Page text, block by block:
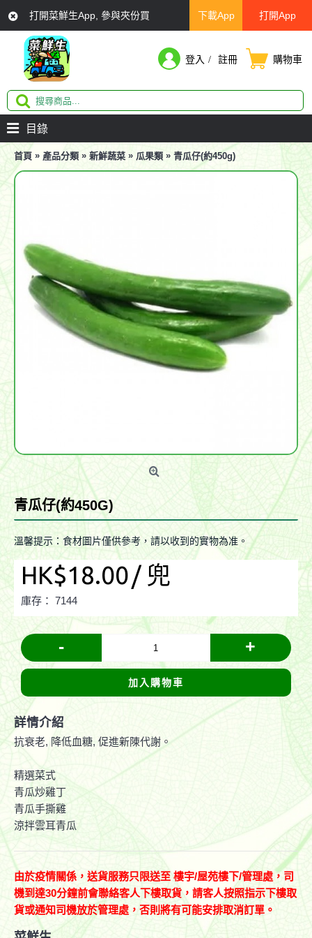
打開菜鮮生App, 參與夾份買 下載App 打開App
登入 註冊 購物車
目錄
首頁 » 產品分類 » 新鮮蔬菜 » 瓜果類 » 青瓜仔(約450g)
青瓜仔(約450G)
溫馨提示：食材圖片僅供參考，請以收到的實物為准。
HK$18.00/ 兜
庫存： 7144
- +
加入購物車
詳情介紹
抗衰老, 降低血糖, 促進新陳代謝。
精選菜式
青瓜炒雞丁
青瓜手撕雞
涼拌雲耳青瓜
由於疫情關係，送貨服務只限送至 樓宇/屋苑樓下/管理處，司
機到達30分鐘前會聯絡客人下樓取貨，請客人按照指示下樓取
貨或通知司機放於管理處，否則將有可能安排取消訂單。